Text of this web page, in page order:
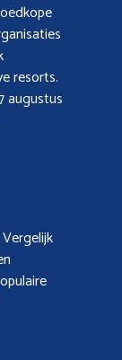
resorts.
augustus